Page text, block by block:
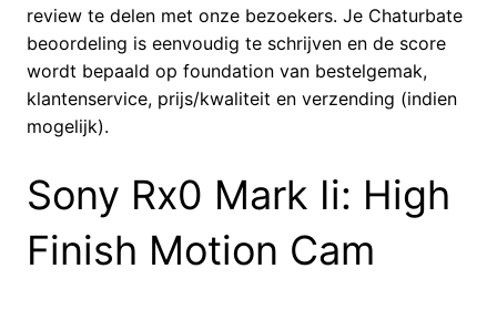
review te delen met onze bezoekers. Je Chaturbate
beoordeling is eenvoudig te schrijven en de score
wordt bepaald op foundation van bestelgemak,
klantenservice, prijs/kwaliteit en verzending (indien
mogelijk).
Sony Rx0 Mark Ii: High
Finish Motion Cam